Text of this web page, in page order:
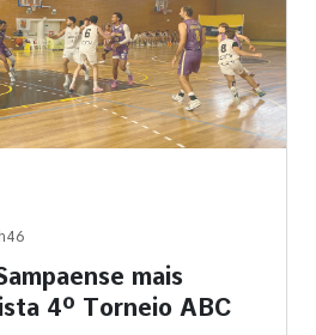
mais
4º Torneio ABC